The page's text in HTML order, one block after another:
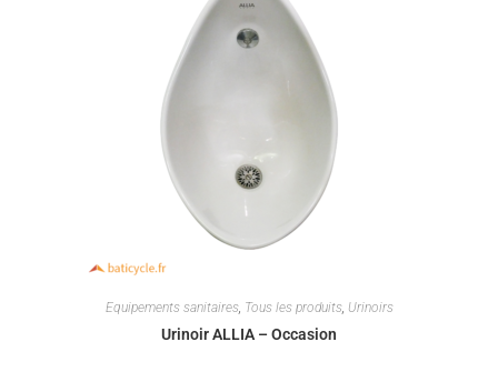
Equipements sanitaires, Tous les produits, Urinoirs
Urinoir ALLIA – Occasion